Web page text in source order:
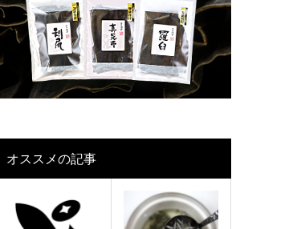
オススメの記事